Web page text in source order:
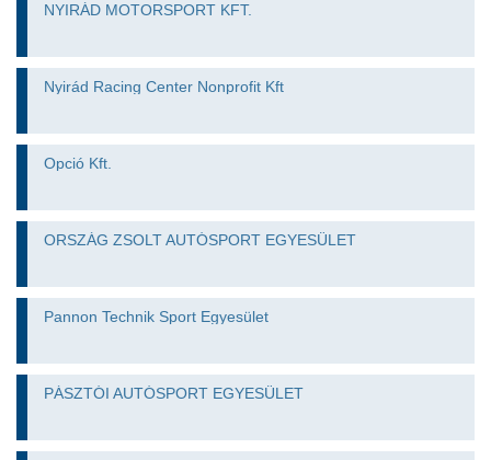
NYIRÁD MOTORSPORT KFT.
Nyirád Racing Center Nonprofit Kft
Opció Kft.
ORSZÁG ZSOLT AUTÓSPORT EGYESÜLET
Pannon Technik Sport Egyesület
PÁSZTÓI AUTÓSPORT EGYESÜLET